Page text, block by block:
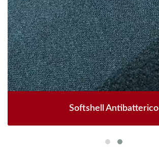
Softshell Antibatterico